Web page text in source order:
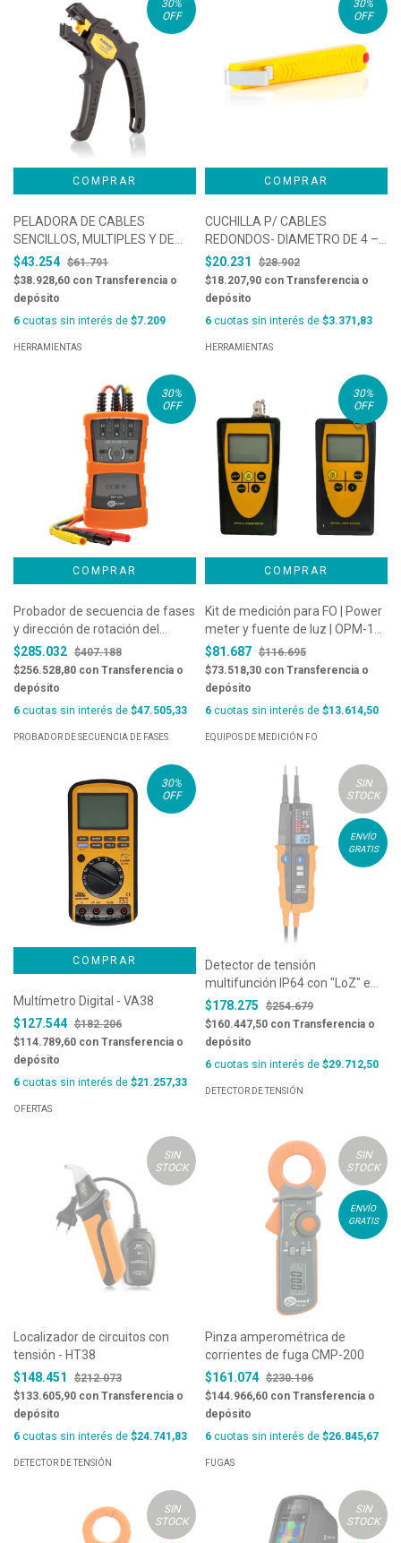
30%
OFF
PELADORA DE CABLES
SENCILLOS, MULTIPLES Y DE
TRENZADO FINO DE 0,2 A
6,0MM2 CON AISLAMIENTO
ESTANDAR, MARCA JOKARI,
$43.254 $61.791
$38.928,60 con Transferencia o
depósito
6 cuotas sin interés de $7.209
HERRAMIENTAS
30%
OFF
CUCHILLA P/ CABLES
REDONDOS- DIAMETRO DE 4 –
16 mm Ø 5/32″ – 5/8″ Ø –
MARCA JOKARI, MODELO
STANDARD NRO 16. COD. 10162
$20.231
$28.902
$18.207,90 con Transferencia o
depósito
6 cuotas sin interés de $3.371,83
HERRAMIENTAS
30%
OFF
Probador de secuencia de fases
y dirección de rotación del
motor Sonel TKF-12L
$285.032 $407.188
$256.528,80 con Transferencia o
depósito
6 cuotas sin interés de $47.505,33
PROBADOR DE SECUENCIA DE FASES
30%
OFF
Kit de medición para FO | Power
meter y fuente de luz | OPM-10-
AS + SLS-10-AS Shineway Tech
$81.687 $116.695
$73.518,30 con Transferencia o
depósito
6 cuotas sin interés de $13.614,50
EQUIPOS DE MEDICIÓN FO
30%
OFF
Multímetro Digital - VA38
$127.544 $182.206
$114.789,60 con Transferencia o
depósito
6 cuotas sin interés de $21.257,33
OFERTAS
SIN
STOCK
ENVÍO
GRATIS
Detector de tensión
multifunción IP64 con "LoZ" e
indicaciones LED y linterna LED -
HT10
$178.275
$254.679
$160.447,50 con Transferencia o
depósito
6 cuotas sin interés de $29.712,50
DETECTOR DE TENSIÓN
SIN
STOCK
Localizador de circuitos con
tensión - HT38
$148.451
$212.073
$133.605,90 con Transferencia o
depósito
6 cuotas sin interés de $24.741,83
DETECTOR DE TENSIÓN
SIN
STOCK
ENVÍO
GRATIS
Pinza amperométrica de
corrientes de fuga CMP-200
$161.074 $230.106
$144.966,60 con Transferencia o
depósito
6 cuotas sin interés de $26.845,67
FUGAS
SIN
STOCK
SIN
STOCK